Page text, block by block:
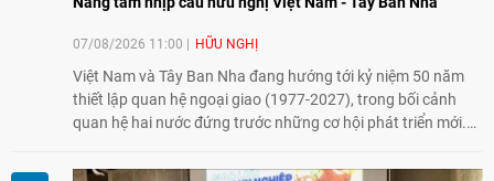
07/08/2026 11:00 HỮU NGHỊ
Việt Nam và Tây Ban Nha đang hướng tới kỷ niệm 50 năm
thiết lập quan hệ ngoại giao (1977-2027), trong bối cảnh
quan hệ hai nước đứng trước những cơ hội phát triển mới.
nhân dân có vai trò quan trọng trong việc củng cố nền tảng